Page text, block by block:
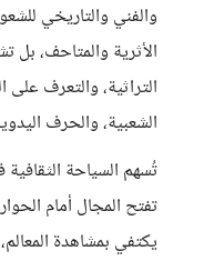
والفني والتاريخي
الأثرية والمتاحف، بل
التراثية، والتعرف على
الشعبية، والحرف
تُسهم السياحة
تفتح المجال أمام
يكتفي بمشاهدة